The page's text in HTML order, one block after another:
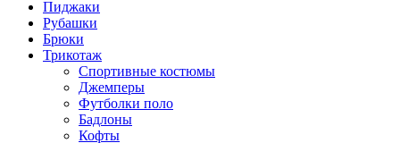
Пиджаки
Рубашки
Брюки
Трикотаж
Спортивные костюмы
Джемперы
Футболки поло
Бадлоны
Кофты